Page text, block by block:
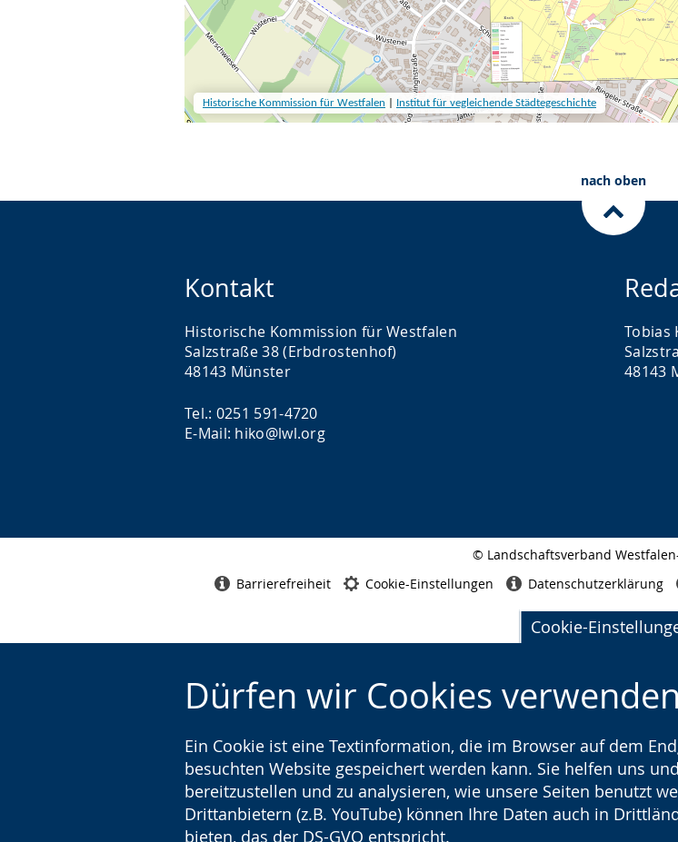
Cookie-
Dürfen wir Cookies
Ein Cookie ist eine Textinformation, die im Browser auf dem
besuchten Website gespeichert werden kann. Sie helfen uns
bereitzustellen und zu analysieren, wie unsere Seiten benutzt
Drittanbietern (z.B. YouTube) können Ihre Daten auch in
bieten, das der DS-GVO entspricht.
nach oben
Kontakt
Historische Kommission für Westfalen
Salzstraße 38 (Erbdrostenhof)
48143 Münster
Tel.: 0251 591-4720
E-Mail: hiko@lwl.org
Tobias
48143
© Landschaftsverband
Barrierefreiheit Cookie-Einstellungen Datenschutzerklärung